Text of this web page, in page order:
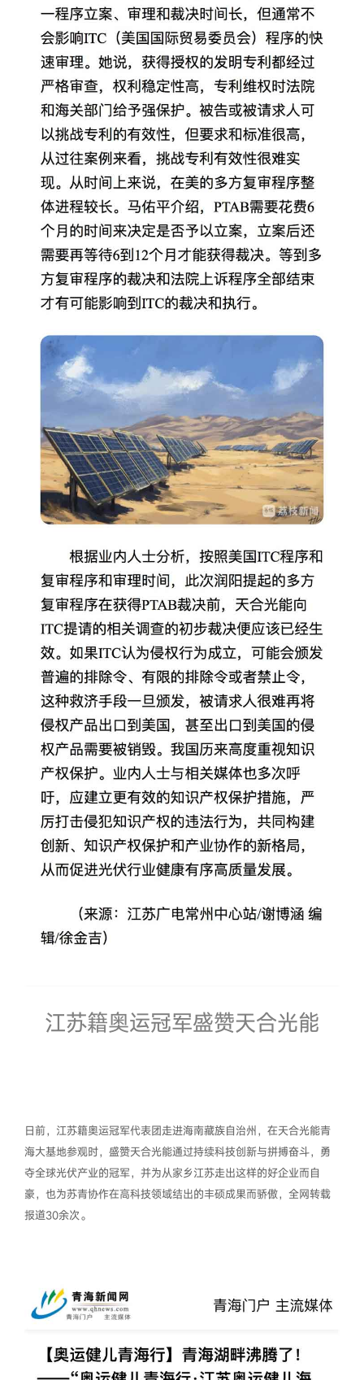
江苏籍奥运冠军盛赞天合光能
日前，江苏籍奥运冠军代表团走进海南藏族自治州，在天合光能青
海大基地参观时，盛赞天合光能通过持续科技创新与拼搏奋斗，勇
夺全球光伏产业的冠军，并为从家乡江苏走出这样的好企业而自
豪，也为苏青协作在高科技领域结出的丰硕成果而骄傲，全网转载
报道30余次。